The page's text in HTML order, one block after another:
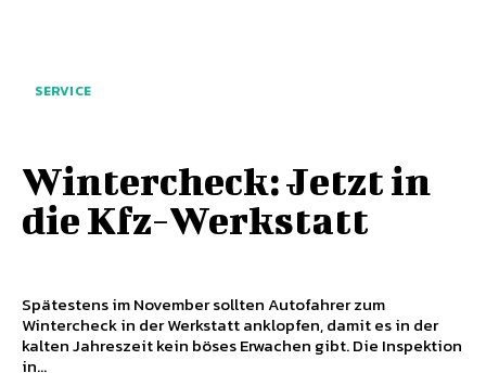
SERVICE
Wintercheck: Jetzt in
die Kfz-Werkstatt
Spätestens im November sollten Autofahrer zum
Wintercheck in der Werkstatt anklopfen, damit es in der
kalten Jahreszeit kein böses Erwachen gibt. Die Inspektion
in...